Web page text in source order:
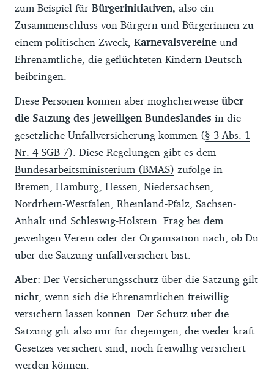
zum Beispiel für Bürgerinitiativen, also ein
Zusammenschluss von Bürgern und Bürgerinnen zu
einem politischen Zweck, Karnevalsvereine und
Ehrenamtliche, die geflüchteten Kindern Deutsch
beibringen.
Diese Personen können aber möglicherweise über
die Satzung des jeweiligen Bundeslandes in die
gesetzliche Unfallversicherung kommen (§ 3 Abs. 1
Nr. 4 SGB 7). Diese Regelungen gibt es dem
Bundesarbeitsministerium (BMAS) zufolge in
Bremen, Hamburg, Hessen, Niedersachsen,
Nordrhein-Westfalen, Rheinland-Pfalz, Sachsen-
Anhalt und Schleswig-Holstein. Frag bei dem
jeweiligen Verein oder der Organisation nach, ob Du
über die Satzung unfallversichert bist.
Aber: Der Versicherungsschutz über die Satzung gilt
nicht, wenn sich die Ehrenamtlichen freiwillig
versichern lassen können. Der Schutz über die
Satzung gilt also nur für diejenigen, die weder kraft
Gesetzes versichert sind, noch freiwillig versichert
werden können.